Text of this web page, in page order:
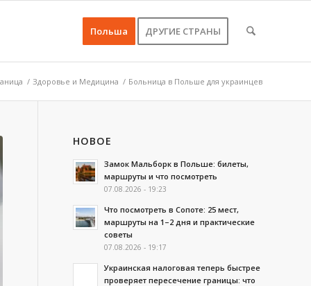
Польша ДРУГИЕ СТРАНЫ
/ Здоровье и Медицина / Больница в Польше для украинцев
НОВОЕ
Замок Мальборк в Польше: билеты,
маршруты и что посмотреть
07.08.2026 - 19:23
Что посмотреть в Сопоте: 25 мест,
маршруты на 1–2 дня и практические
советы
07.08.2026 - 19:17
Украинская налоговая теперь быстрее
проверяет пересечение границы: что